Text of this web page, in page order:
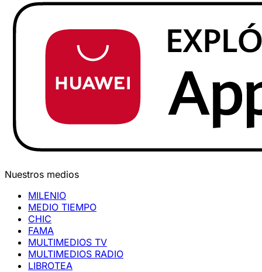
Nuestros medios
MILENIO
MEDIO TIEMPO
CHIC
FAMA
MULTIMEDIOS TV
MULTIMEDIOS RADIO
LIBROTEA